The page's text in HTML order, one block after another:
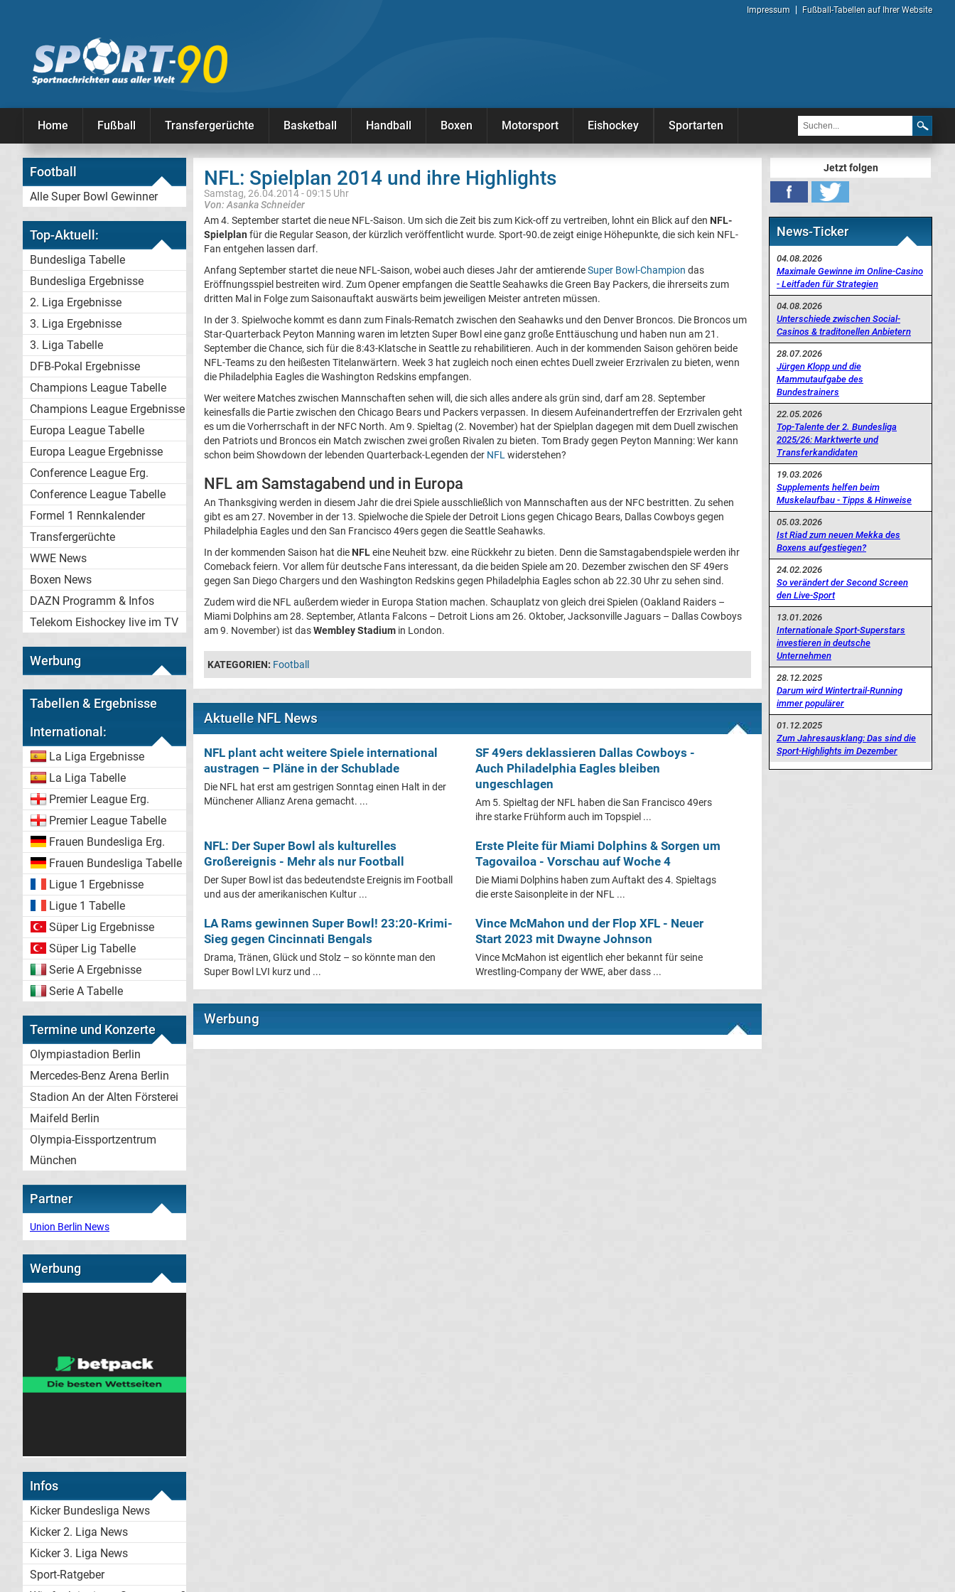
Impressum Fußball-Tabellen auf Ihrer Website
Home Fußball Transfergerüchte Basketball Handball Boxen Motorsport Eishockey Sportarten
Football
Alle Super Bowl Gewinner
Top-Aktuell:
Bundesliga Tabelle
Bundesliga Ergebnisse
2. Liga Ergebnisse
3. Liga Ergebnisse
3. Liga Tabelle
DFB-Pokal Ergebnisse
Champions League Tabelle
Champions League Ergebnisse
Europa League Tabelle
Europa League Ergebnisse
Conference League Erg.
Conference League Tabelle
Formel 1 Rennkalender
Transfergerüchte
WWE News
Boxen News
DAZN Programm & Infos
Telekom Eishockey live im TV
Werbung
Tabellen & Ergebnisse
International:
La Liga Ergebnisse
La Liga Tabelle
Premier League Erg.
Premier League Tabelle
Frauen Bundesliga Erg.
Frauen Bundesliga Tabelle
Ligue 1 Ergebnisse
Ligue 1 Tabelle
Süper Lig Ergebnisse
Süper Lig Tabelle
Serie A Ergebnisse
Serie A Tabelle
Termine und Konzerte
Olympiastadion Berlin
Mercedes-Benz Arena Berlin
Stadion An der Alten Försterei
Maifeld Berlin
Olympia-Eissportzentrum
München
Partner
Union Berlin News
Werbung
Infos
Kicker Bundesliga News
Kicker 2. Liga News
Kicker 3. Liga News
Sport-Ratgeber
NFL: Spielplan 2014 und ihre Highlights
Samstag, 26.04.2014 - 09:15 Uhr
Von: Asanka Schneider
Am 4. September startet die neue NFL-Saison. Um sich die Zeit bis zum Kick-off zu vertreiben, lohnt ein Blick auf den NFL-
Spielplan für die Regular Season, der kürzlich veröffentlicht wurde. Sport-90.de zeigt einige Höhepunkte, die sich kein NFL-
Fan entgehen lassen darf.
Anfang September startet die neue NFL-Saison, wobei auch dieses Jahr der amtierendeSuper Bowl-Champion das
Eröffnungsspiel bestreiten wird. Zum Opener empfangen die Seattle Seahawks die Green Bay Packers, die ihrerseits zum
dritten Mal in Folge zum Saisonauftakt auswärts beim jeweiligen Meister antreten müssen.
In der 3. Spielwoche kommt es dann zum Finals-Rematch zwischen den Seahawks und den Denver Broncos. Die Broncos um
Star-Quarterback Peyton Manning waren im letzten Super Bowl eine ganz große Enttäuschung und haben nun am 21.
September die Chance, sich für die 8:43-Klatsche in Seattle zu rehabilitieren. Auch in der kommenden Saison gehören beide
NFL-Teams zu den heißesten Titelanwärtern. Week 3 hat zugleich noch einen echtes Duell zweier Erzrivalen zu bieten, wenn
die Philadelphia Eagles die Washington Redskins empfangen.
Wer weitere Matches zwischen Mannschaften sehen will, die sich alles andere als grün sind, darf am 28. September
keinesfalls die Partie zwischen den Chicago Bears und Packers verpassen. In diesem Aufeinandertreffen der Erzrivalen geht
es um die Vorherrschaft in der NFC North. Am 9. Spieltag (2. November) hat der Spielplan dagegen mit dem Duell zwischen
den Patriots und Broncos ein Match zwischen zwei großen Rivalen zu bieten. Tom Brady gegen Peyton Manning: Wer kann
schon beim Showdown der lebenden Quarterback-Legenden der NFL widerstehen?
NFL am Samstagabend und in Europa
An Thanksgiving werden in diesem Jahr die drei Spiele ausschließlich von Mannschaften aus der NFC bestritten. Zu sehen
gibt es am 27. November in der 13. Spielwoche die Spiele der Detroit Lions gegen Chicago Bears, Dallas Cowboys gegen
Philadelphia Eagles und den San Francisco 49ers gegen die Seattle Seahawks.
In der kommenden Saison hat die NFLeine Neuheit bzw. eine Rückkehr zu bieten. Denn die Samstagabendspiele werden ihr
Comeback feiern. Vor allem für deutsche Fans interessant, da die beiden Spiele am 20. Dezember zwischen den SF 49ers
gegen San Diego Chargers und den Washington Redskins gegen Philadelphia Eagles schon ab 22.30 Uhr zu sehen sind.
Zudem wird die NFL außerdem wieder in Europa Station machen. Schauplatz von gleich drei Spielen (Oakland Raiders –
Miami Dolphins am 28. September, Atlanta Falcons – Detroit Lions am 26. Oktober, Jacksonville Jaguars – Dallas Cowboys
am 9. November) ist dasWembley Stadium in London.
KATEGORIEN: Football
Aktuelle NFL News
NFL plant acht weitere Spiele international
austragen – Pläne in der Schublade
Die NFL hat erst am gestrigen Sonntag einen Halt in der
Münchener Allianz Arena gemacht. ...
SF 49ers deklassieren Dallas Cowboys -
Auch Philadelphia Eagles bleiben
ungeschlagen
Am 5. Spieltag der NFL haben die San Francisco 49ers
ihre starke Frühform auch im Topspiel ...
NFL: Der Super Bowl als kulturelles
Großereignis - Mehr als nur Football
Der Super Bowl ist das bedeutendste Ereignis im Football
und aus der amerikanischen Kultur ...
Erste Pleite für Miami Dolphins & Sorgen um
Tagovailoa - Vorschau auf Woche 4
Die Miami Dolphins haben zum Auftakt des 4. Spieltags
die erste Saisonpleite in der NFL ...
LA Rams gewinnen Super Bowl! 23:20-Krimi-
Sieg gegen Cincinnati Bengals
Drama, Tränen, Glück und Stolz – so könnte man den
Super Bowl LVI kurz und ...
Vince McMahon und der Flop XFL - Neuer
Start 2023 mit Dwayne Johnson
Vince McMahon ist eigentlich eher bekannt für seine
Wrestling-Company der WWE, aber dass ...
Werbung
Jetzt folgen
News-Ticker
04.08.2026
Maximale Gewinne im Online-Casino
- Leitfaden für Strategien
04.08.2026
Unterschiede zwischen Social-
Casinos & traditonellen Anbietern
28.07.2026
Jürgen Klopp und die
Mammutaufgabe des
Bundestrainers
22.05.2026
Top-Talente der 2. Bundesliga
2025/26: Marktwerte und
Transferkandidaten
19.03.2026
Supplements helfen beim
Muskelaufbau - Tipps & Hinweise
05.03.2026
Ist Riad zum neuen Mekka des
Boxens aufgestiegen?
24.02.2026
So verändert der Second Screen
den Live-Sport
13.01.2026
Internationale Sport-Superstars
investieren in deutsche
Unternehmen
28.12.2025
Darum wird Wintertrail-Running
immer populärer
01.12.2025
Zum Jahresausklang: Das sind die
Sport-Highlights im Dezember